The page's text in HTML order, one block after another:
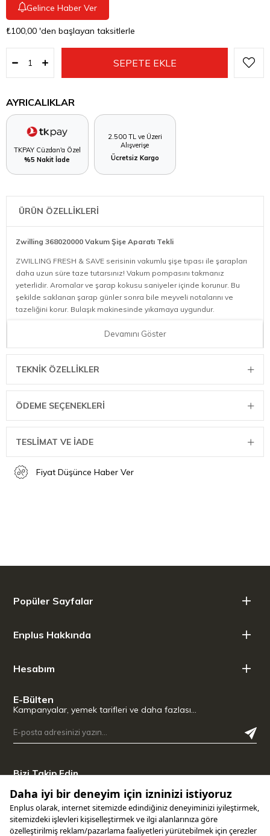
Gelince Haber Ver
₺100,00 'den başlayan taksitlerle
AYRICALIKLAR
TKPAY Cüzdan'a Özel
%5 Nakit İade
2.500 TL ve Üzeri
Alışverişe
Ücretsiz Kargo
ÜRÜN ÖZELLİKLERİ
Zwilling 368020000 Vakum Şişe Aparatı Tekli
ZWILLING FRESH & SAVE serisinin vakumlu şişe tıpası ile şarapları
daha uzun süre taze tutarsınız! Vakum pompasını takmanız
yeterlidir. Aromalar ve şarap kokusu saniyeler içinde korunur. Bu
şekilde saklanan şarap günler sonra bile meyveli notalarını ve
tazeliğini korur. Bulaşık makinesinde yıkamaya uygundur.
Net Ağırlık: 0,02 kg
Ürün Uzunluğu: 3 cm
Ürün Genişliği: 3 cm
Ürün Yüksekliği: 4 cm
Devamını Göster
TEKNIK ÖZELLIKLER
ÖDEME SEÇENEKLERI
TESLİMAT VE İADE
Fiyat Düşünce Haber Ver
Popüler Sayfalar
Enplus Hakkında
Hesabım
E-Bülten
Kampanyalar, yemek tarifleri ve daha fazlası…
Bizi Takip Edin